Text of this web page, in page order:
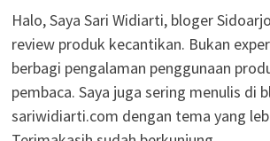
Halo, Saya Sari Widiarti, bloger
review produk kecantikan. Bukan
berbagi pengalaman penggunaan
pembaca. Saya juga sering menulis di
sariwidiarti.com dengan tema yang